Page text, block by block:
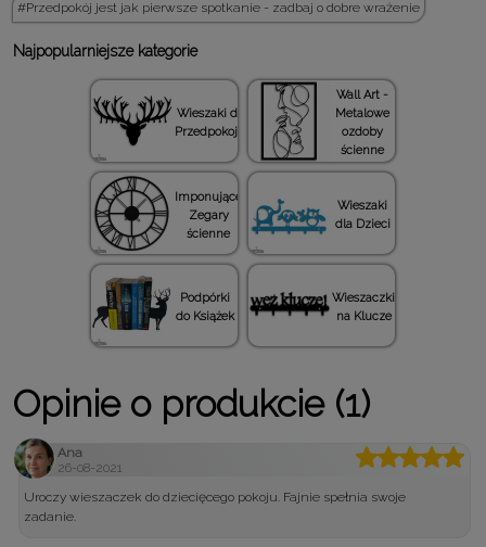
Przedpokój jest jak pierwsze spotkanie - zadbaj o dobre wrażenie
Najpopularniejsze kategorie
Wieszaki do
Przedpokoju
Wall Art -
Metalowe
ozdoby
ścienne
Imponujące
Zegary
ścienne
Wieszaki
dla Dzieci
Podpórki
do Książek
Wieszaczki
na Klucze
Opinie o produkcie (1)
Ana
26-08-2021
Uroczy wieszaczek do dziecięcego pokoju. Fajnie spełnia swoje
zadanie.